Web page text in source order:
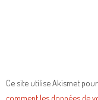
Ce site utilise Akismet